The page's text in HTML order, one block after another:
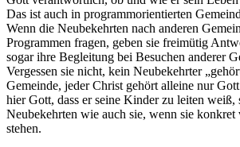
Das ist auch in programmorientierten
Wenn die Neubekehrten nach anderen
Programmen fragen, geben sie freimütig
sogar ihre Begleitung bei Besuchen anderer
Vergessen sie nicht, kein Neubekehrter
Gemeinde, jeder Christ gehört alleine nur
hier Gott, dass er seine Kinder zu leiten weiß,
Neubekehrten wie auch sie, wenn sie konkret
stehen.